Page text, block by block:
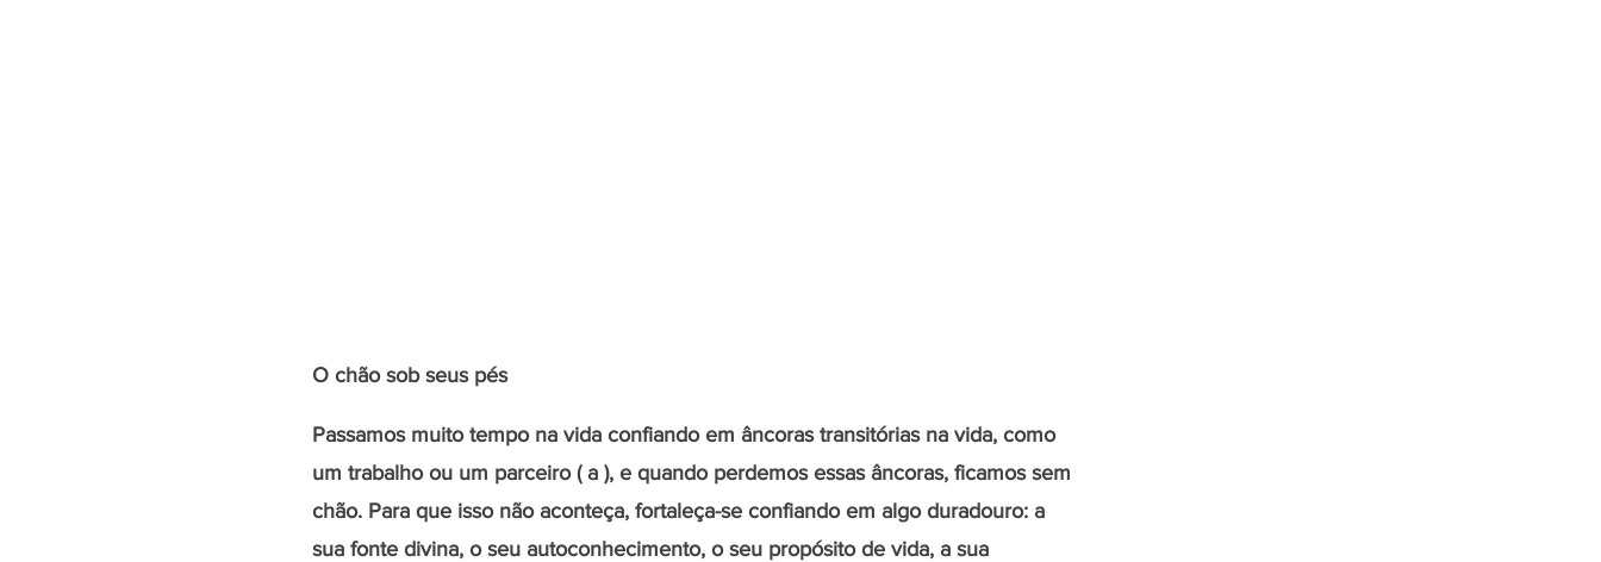
O chão sob seus pés
Passamos muito tempo na vida confiando em âncoras transitórias na vida, como
um trabalho ou um parceiro ( a ), e quando perdemos essas âncoras, ficamos sem
chão. Para que isso não aconteça, fortaleça-se confiando em algo duradouro: a
sua fonte divina, o seu autoconhecimento, o seu propósito de vida, a sua